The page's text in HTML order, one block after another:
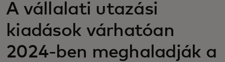
A vállalati utazási
kiadások várhatóan
2024-ben meghaladják a